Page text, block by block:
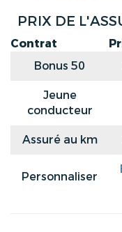
PRIX DE
Contrat
Bonus 50
Jeune
conducteur
Assuré au km
Personnaliser